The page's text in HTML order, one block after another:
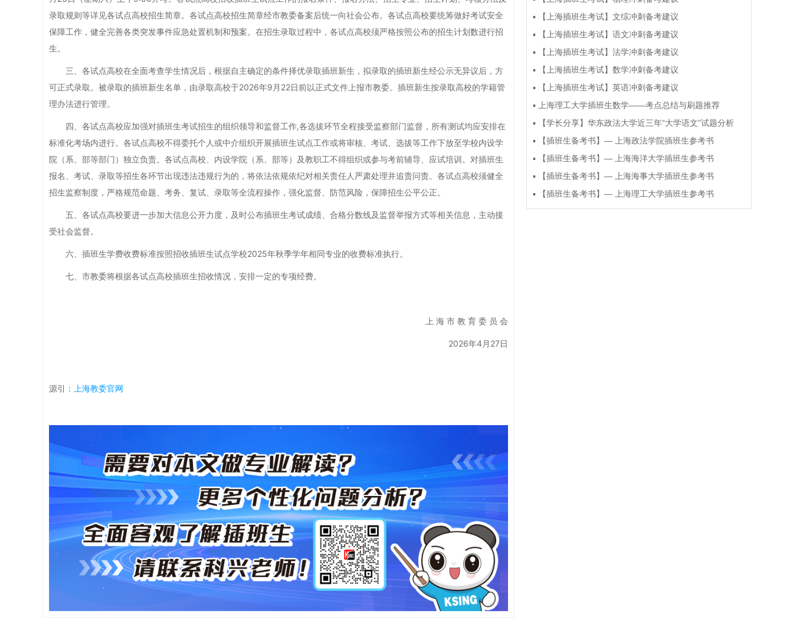
录取规则等详见各试点高校招生简章。各试点高校招生简章经市教委备案后统一向社会公布。各试点高校要统筹做好考试安全
保障工作，健全完善各类突发事件应急处置机制和预案。在招生录取过程中，各试点高校须严格按照公布的招生计划数进行招
生。
三、各试点高校在全面考查学生情况后，根据自主确定的条件择优录取插班新生，拟录取的插班新生经公示无异议后，方
可正式录取。被录取的插班新生名单，由录取高校于2026年9月22日前以正式文件上报市教委。插班新生按录取高校的学籍管
理办法进行管理。
四、各试点高校应加强对插班生考试招生的组织领导和监督工作,各选拔环节全程接受监察部门监督，所有测试均应安排在
标准化考场内进行。各试点高校不得委托个人或中介组织开展插班生试点工作或将审核、考试、选拔等工作下放至学校内设学
院（系、部等部门）独立负责。各试点高校、内设学院（系、部等）及教职工不得组织或参与考前辅导、应试培训。对插班生
报名、考试、录取等招生各环节出现违法违规行为的，将依法依规依纪对相关责任人严肃处理并追责问责。各试点高校须健全
招生监察制度，严格规范命题、考务、复试、录取等全流程操作，强化监督、防范风险，保障招生公平公正。
五、各试点高校要进一步加大信息公开力度，及时公布插班生考试成绩、合格分数线及监督举报方式等相关信息，主动接
受社会监督。
六、插班生学费收费标准按照招收插班生试点学校2025年秋季学年相同专业的收费标准执行。
七、市教委将根据各试点高校插班生招收情况，安排一定的专项经费。
上 海 市 教 育 委 员 会
2026年4月27日
源引： 上海教委官网
▪
【上海插班生考试】文综冲刺备考建议
▪
【上海插班生考试】语文冲刺备考建议
▪
【上海插班生考试】法学冲刺备考建议
▪
【上海插班生考试】数学冲刺备考建议
▪
【上海插班生考试】英语冲刺备考建议
▪
上海理工大学插班生数学——考点总结与刷题推荐
▪
【学长分享】华东政法大学近三年“大学语文”试题分析
▪
【插班生备考书】— 上海政法学院插班生参考书
▪
【插班生备考书】— 上海海洋大学插班生参考书
▪
【插班生备考书】— 上海海事大学插班生参考书
▪
【插班生备考书】— 上海理工大学插班生参考书